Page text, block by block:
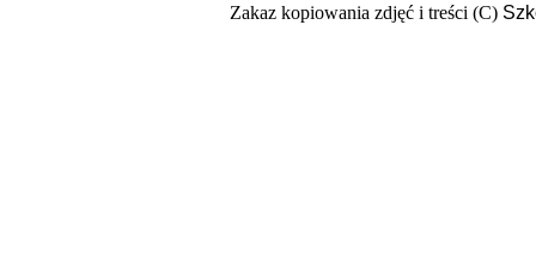
Zakaz kopiowania zdjęć i treści (C)